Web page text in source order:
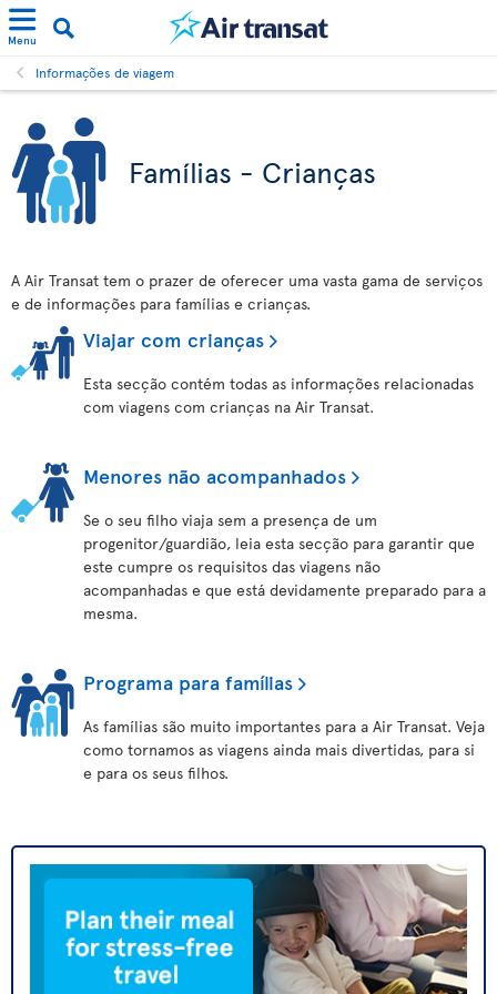
Menu
Informações de viagem
Famílias - Crianças
A Air Transat tem o prazer de oferecer uma vasta gama de serviços
e de informações para famílias e crianças.
Viajar com crianças
Esta secção contém todas as informações relacionadas
com viagens com crianças na Air Transat.
Menores não acompanhados
Se o seu filho viaja sem a presença de um
progenitor/guardião, leia esta secção para garantir que
este cumpre os requisitos das viagens não
acompanhadas e que está devidamente preparado para a
mesma.
Programa para famílias
As famílias são muito importantes para a Air Transat. Veja
como tornamos as viagens ainda mais divertidas, para si
e para os seus filhos.